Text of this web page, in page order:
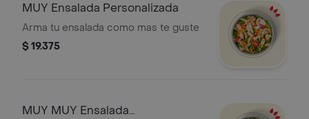
MUY Ensalada Personalizada
Arma tu ensalada como mas te guste
$ 19.375
MUY MUY Ensalada